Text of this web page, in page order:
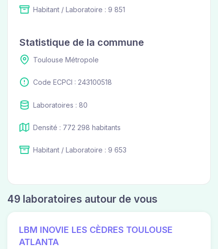
Habitant / Laboratoire : 9 851
Statistique de la commune
Toulouse Métropole
Code ECPCI : 243100518
Laboratoires : 80
Densité : 772 298 habitants
Habitant / Laboratoire : 9 653
49 laboratoires autour de vous
LBM INOVIE LES CÈDRES TOULOUSE
ATLANTA